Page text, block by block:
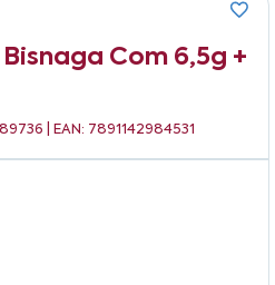
Com 6,5g +
| EAN: 7891142984531